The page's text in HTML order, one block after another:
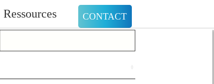
CONTACT
Ressources